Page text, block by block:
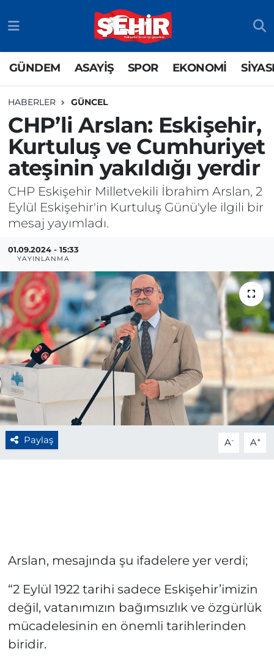
GÜNDEM ASAYİŞ SPOR EKONOMİ
HABERLER GÜNCEL
CHP’li Arslan: Eskişehir,
Kurtuluş ve Cumhuriyet
ateşinin yakıldığı yerdir
CHP Eskişehir Milletvekili İbrahim Arslan, 2
Eylül Eskişehir'in Kurtuluş Günü'yle ilgili bir
mesaj yayımladı.
01.09.2024 - 15:33
YAYINLANMA
Paylaş A- A+
Arslan, mesajında şu ifadelere yer verdi;
“2 Eylül 1922 tarihi sadece Eskişehir’imizin
değil, vatanımızın bağımsızlık ve özgürlük
mücadelesinin en önemli tarihlerinden
biridir.
SPOR
EKONOMİ
SİYASET
RESMİ İLAN
SİYASET
SPOR
EKONOMİ
EĞİTİM
SAĞLIK
TEKNOLOJİ
BÖLGE
YAŞAM
DÜNYA
GÜNCEL
RESMİ İLAN
Odunpazarı Nöbetçi Eczaneler
Odunpazarı Hava Durumu
Odunpazarı Trafik Yoğunluk Haritası
TFF 3.Lig 4.Grup Puan Durumu ve Fikstür
Tüm Manşetler
Son Dakika Haberleri
Haber Arşivi